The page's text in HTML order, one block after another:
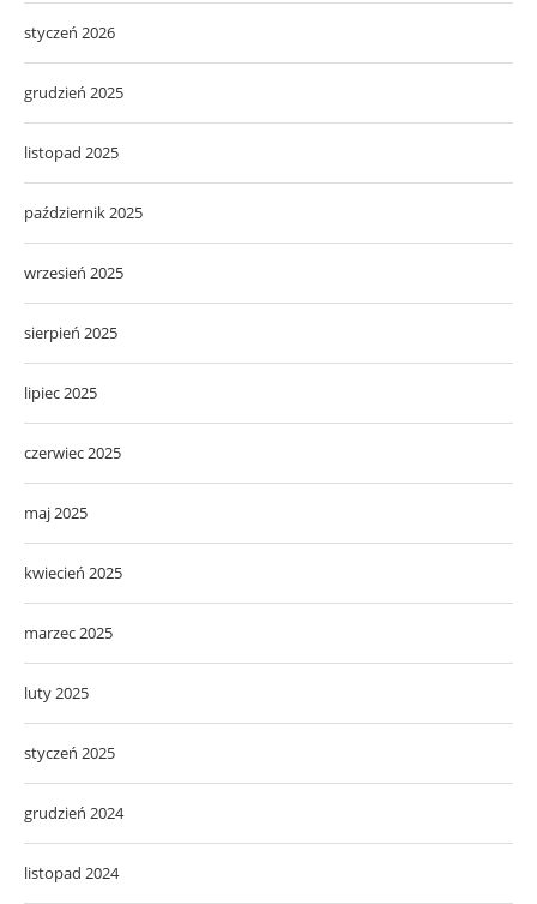
styczeń 2026
grudzień 2025
listopad 2025
październik 2025
wrzesień 2025
sierpień 2025
lipiec 2025
czerwiec 2025
maj 2025
kwiecień 2025
marzec 2025
luty 2025
styczeń 2025
grudzień 2024
listopad 2024